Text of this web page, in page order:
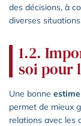
des décisions, à
diverses
1.2.
soi pour
Une bonne
permet de mieux
relations avec les